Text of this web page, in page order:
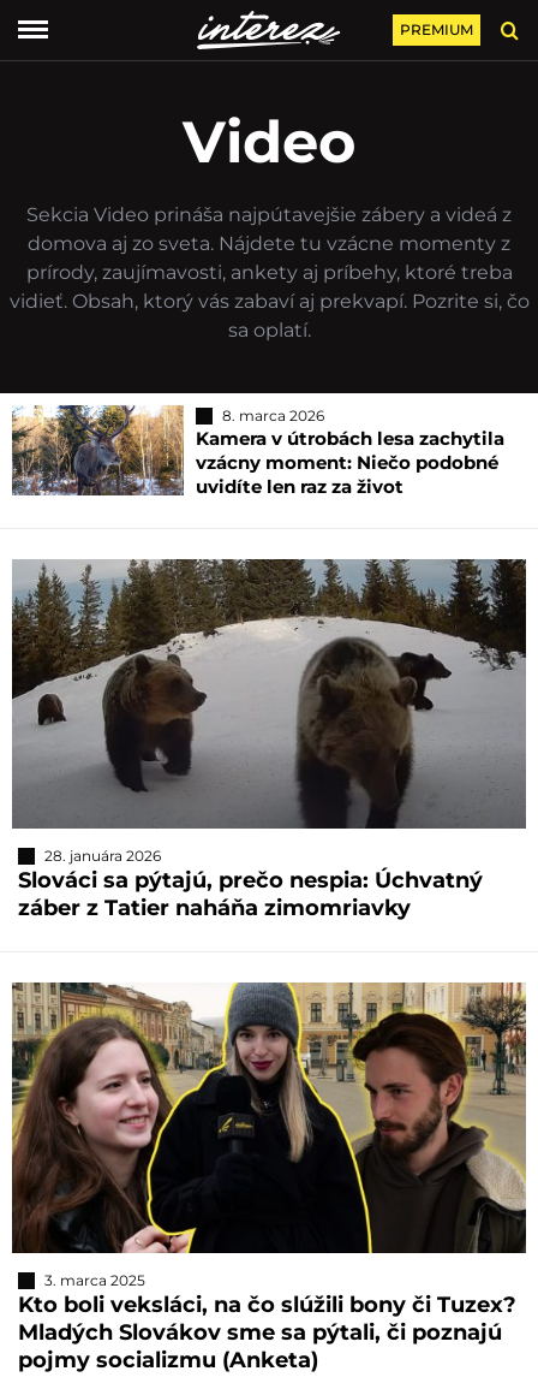
PREMIUM
Video
Sekcia Video prináša najpútavejšie zábery a videá z
domova aj zo sveta. Nájdete tu vzácne momenty z
prírody, zaujímavosti, ankety aj príbehy, ktoré treba
vidieť. Obsah, ktorý vás zabaví aj prekvapí. Pozrite si, čo
sa oplatí.
8. marca 2026
Kamera v útrobách lesa zachytila
vzácny moment: Niečo podobné
uvidíte len raz za život
28. januára 2026
Slováci sa pýtajú, prečo nespia: Úchvatný
záber z Tatier naháňa zimomriavky
3. marca 2025
Kto boli veksláci, na čo slúžili bony či Tuzex?
Mladých Slovákov sme sa pýtali, či poznajú
pojmy socializmu (Anketa)